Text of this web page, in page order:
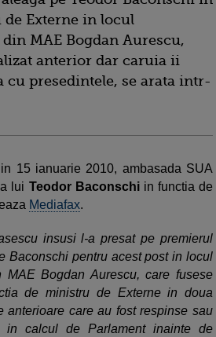
Externe in locul
MAE Bogdan Aurescu,
anterior dar caruia ii
cu presedintele, se arata intr-
15 ianuarie 2010, ambasada SUA
lui Teodor Baconschiin functia de
Mediafax.
insusi l-a presat pe premierul
Baconschi pentru acest post in locul
Bogdan Aurescu, care fusese
de ministru de Externe in doua
anterioare care au fost respinse sau
calcul de Parlament inainte de